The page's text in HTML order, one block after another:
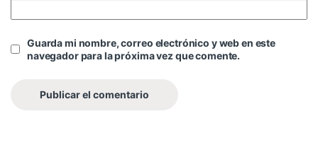
Guarda mi nombre, correo electrónico y web en este
navegador para la próxima vez que comente.